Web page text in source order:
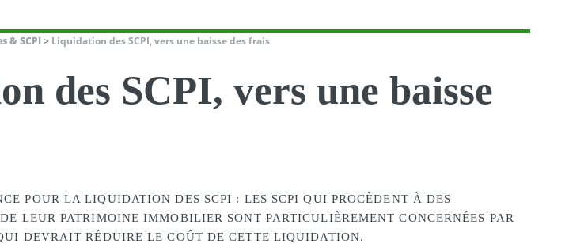
& SCPI> Liquidation des SCPI, vers une baisse des frais
des SCPI, vers une baisse
POUR LA LIQUIDATION DES SCPI : LES SCPI QUI PROCÈDENT À DES
LEUR PATRIMOINE IMMOBILIER SONT PARTICULIÈREMENT CONCERNÉES PAR
DEVRAIT RÉDUIRE LE COÛT DE CETTE LIQUIDATION.